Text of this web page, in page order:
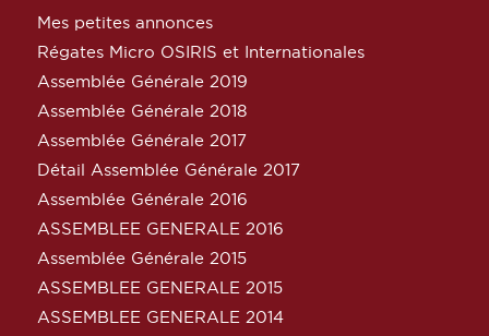
Mes petites annonces
Régates Micro OSIRIS et Internationales
Assemblée Générale 2019
Assemblée Générale 2018
Assemblée Générale 2017
Détail Assemblée Générale 2017
Assemblée Générale 2016
ASSEMBLEE GENERALE 2016
Assemblée Générale 2015
ASSEMBLEE GENERALE 2015
ASSEMBLEE GENERALE 2014